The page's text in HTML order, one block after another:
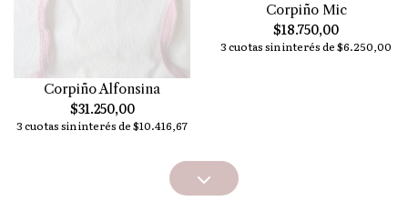
Corpiño Alfonsina
$31.250,00
3 cuotas sin interés de $10.416,67
Corpiño Mic
$18.750,00
3 cuotas sin interés de $6.250,00